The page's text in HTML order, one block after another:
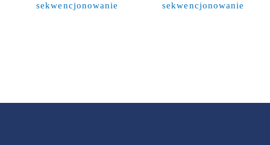
sekwencjonowanie
sekwencjonowanie